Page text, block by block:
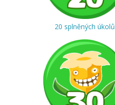
20 splněných úkolů